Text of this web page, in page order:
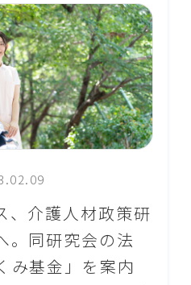
、介護人材政策研
。同研究会の法
み基金」を案内